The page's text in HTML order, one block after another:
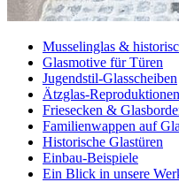
Musselinglas &
Glasmotive für Türen
Jugendstil-Glasscheiben
Ätzglas-Reproduktionen
Friesecken &
Familienwappen auf
Historische Glastüren
Einbau-Beispiele
Ein Blick in unsere